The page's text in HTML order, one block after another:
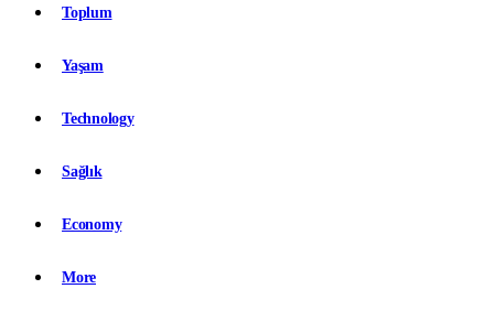
Toplum
Yaşam
Technology
Sağlık
Economy
More